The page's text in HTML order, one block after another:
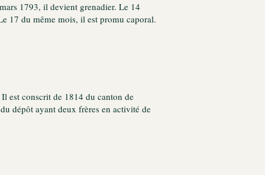
1793, il devient grenadier. Le 14
17 du même mois, il est promu caporal.
est conscrit de 1814 du canton de
dépôt ayant deux frères en activité de